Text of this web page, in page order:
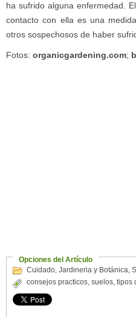
ha sufrido alguna enfermedad.
contacto con ella es una
otros sospechosos de haber
Fotos: organicgardening.com;
Opciones del Artículo
Cuidado, Jardineria y Botánica,
consejos practicos, suelos, tipos